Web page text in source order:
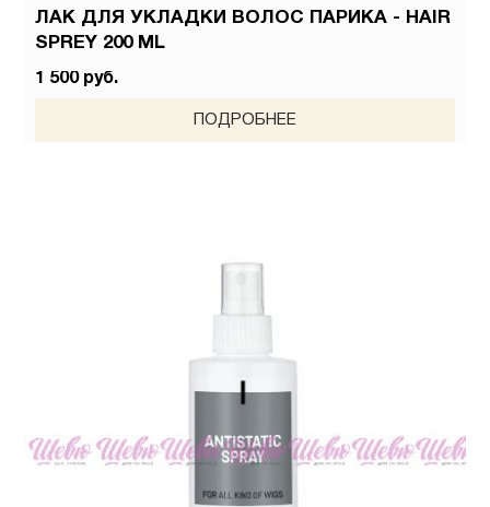
ЛАК ДЛЯ УКЛАДКИ ВОЛОС ПАРИКА - HAIR
SPREY 200 ML
1 500 руб.
ПОДРОБНЕЕ